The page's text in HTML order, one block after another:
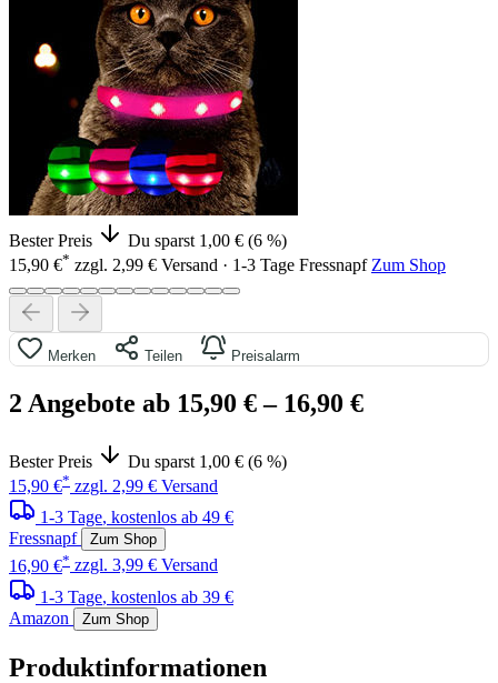
Bester Preis
Du sparst 1,00 € (6 %)
15,90 €* zzgl. 2,99 € Versand · 1-3 Tage Fressnapf Zum Shop
Merken Teilen Preisalarm
2 Angebote ab 15,90 €– 16,90 €
Bester Preis
Du sparst 1,00 € (6 %)
15,90 €* zzgl. 2,99 € Versand
1-3 Tage, kostenlos ab 49 €
Fressnapf
Zum Shop
16,90 €* zzgl. 3,99 € Versand
1-3 Tage, kostenlos ab 39 €
Amazon
Zum Shop
Produktinformationen